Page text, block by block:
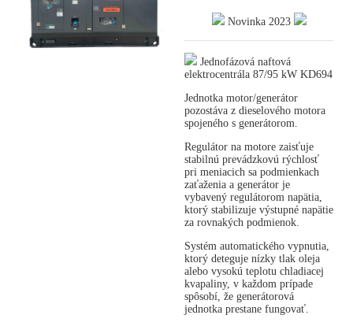
Novinka 2023
Jednofázová naftová
elektrocentrála 87/95 kW KD694
Jednotka motor/generátor
pozostáva z dieselového motora
spojeného s generátorom.
Regulátor na motore zaisťuje
stabilnú prevádzkovú rýchlosť
pri meniacich sa podmienkach
zaťaženia a generátor je
vybavený regulátorom napätia,
ktorý stabilizuje výstupné napätie
za rovnakých podmienok.
Systém automatického vypnutia,
ktorý deteguje nízky tlak oleja
alebo vysokú teplotu chladiacej
kvapaliny, v každom prípade
spôsobí, že generátorová
jednotka prestane fungovať.